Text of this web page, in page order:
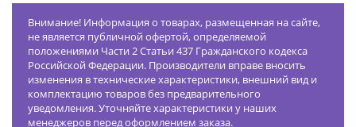
Внимание! Информация о товарах, размещенная на сайте,
не является публичной офертой, определяемой
положениями Части 2 Статьи 437 Гражданского кодекса
Российской Федерации. Производители вправе вносить
изменения в технические характеристики, внешний вид и
комплектацию товаров без предварительного
уведомления. Уточняйте характеристики у наших
менеджеров перед оформлением заказа.